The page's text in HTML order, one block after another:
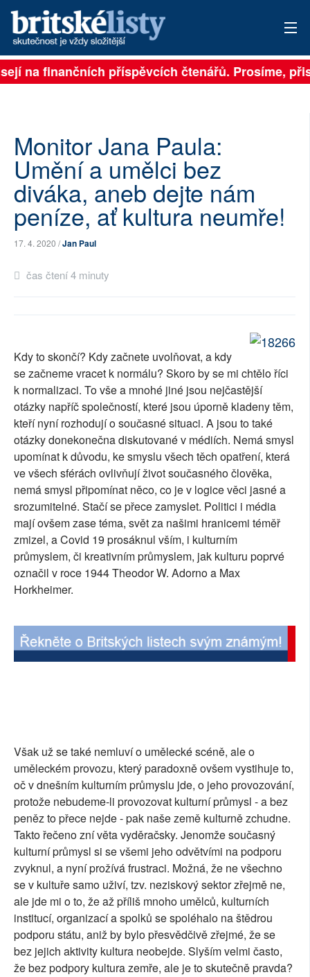
PŘIHLÁSIT
ARCHIV
ROZHOVORY
TÉMATA
NEJČTENĚJŠÍ ZA 7 DNÍ
RUBRIKY
PLNÁ VERZE STRÁNEK
na finančních příspěvcích čtenářů. Prosíme,
Monitor Jana Paula:
Umění a umělci bez
diváka, aneb dejte nám
peníze, ať kultura neumře!
17. 4. 2020 /Jan Paul
čas čtení 4 minuty
Kdy to skončí? Kdy začnete uvolňovat, a kdy
se začneme vracet k normálu? Skoro by se mi chtělo říci
k normalizaci. To vše a mnohé jiné jsou nejčastější
otázky napříč společností, které jsou úporně kladeny těm,
kteří nyní rozhodují o současné situaci. A jsou to také
otázky donekonečna diskutované v médiích. Nemá smysl
upomínat k důvodu, ke smyslu všech těch opatření, která
ve všech sférách ovlivňují život současného člověka,
nemá smysl připomínat něco, co je v logice věci jasné a
srozumitelné. Stačí se přece zamyslet. Politici i média
mají ovšem zase téma, svět za našimi hranicemi téměř
zmizel, a Covid 19 prosáknul vším, i kulturním
průmyslem, či kreativním průmyslem, jak kulturu poprvé
označil v roce 1944 Theodor W. Adorno a Max
Horkheimer.
Však už se také nemluví o umělecké scéně, ale o
uměleckém provozu, který paradoxně ovšem vystihuje to,
oč v dnešním kulturním průmyslu jde, o jeho provozování,
protože nebudeme-li provozovat kulturní průmysl - a bez
peněz to přece nejde - pak naše země kulturně zchudne.
Takto řečeno zní věta vyděračsky. Jenomže současný
kulturní průmysl si se všemi jeho odvětvími na podporu
zvyknul, a nyní prožívá frustraci. Možná, že ne všechno
se v kultuře samo uživí, tzv. neziskový sektor zřejmě ne,
ale jde mi o to, že až příliš mnoho umělců, kulturních
institucí, organizací a spolků se spoléhalo na štědrou
podporu státu, aniž by bylo přesvědčivě zřejmé, že se
bez jejich aktivity kultura neobejde. Slyším velmi často,
že bez podpory kultura zemře, ale je to skutečně pravda?